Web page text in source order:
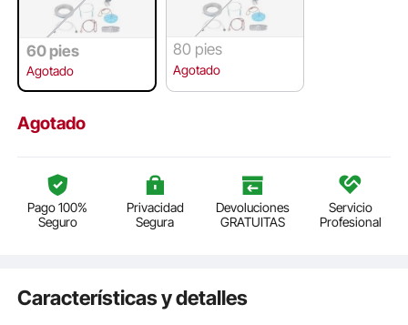
60 pies
Agotado
80 pies
Agotado
Agotado
Pago 100%
Seguro
Privacidad
Segura
Devoluciones
GRATUITAS
Servicio
Profesional
Características y detalles